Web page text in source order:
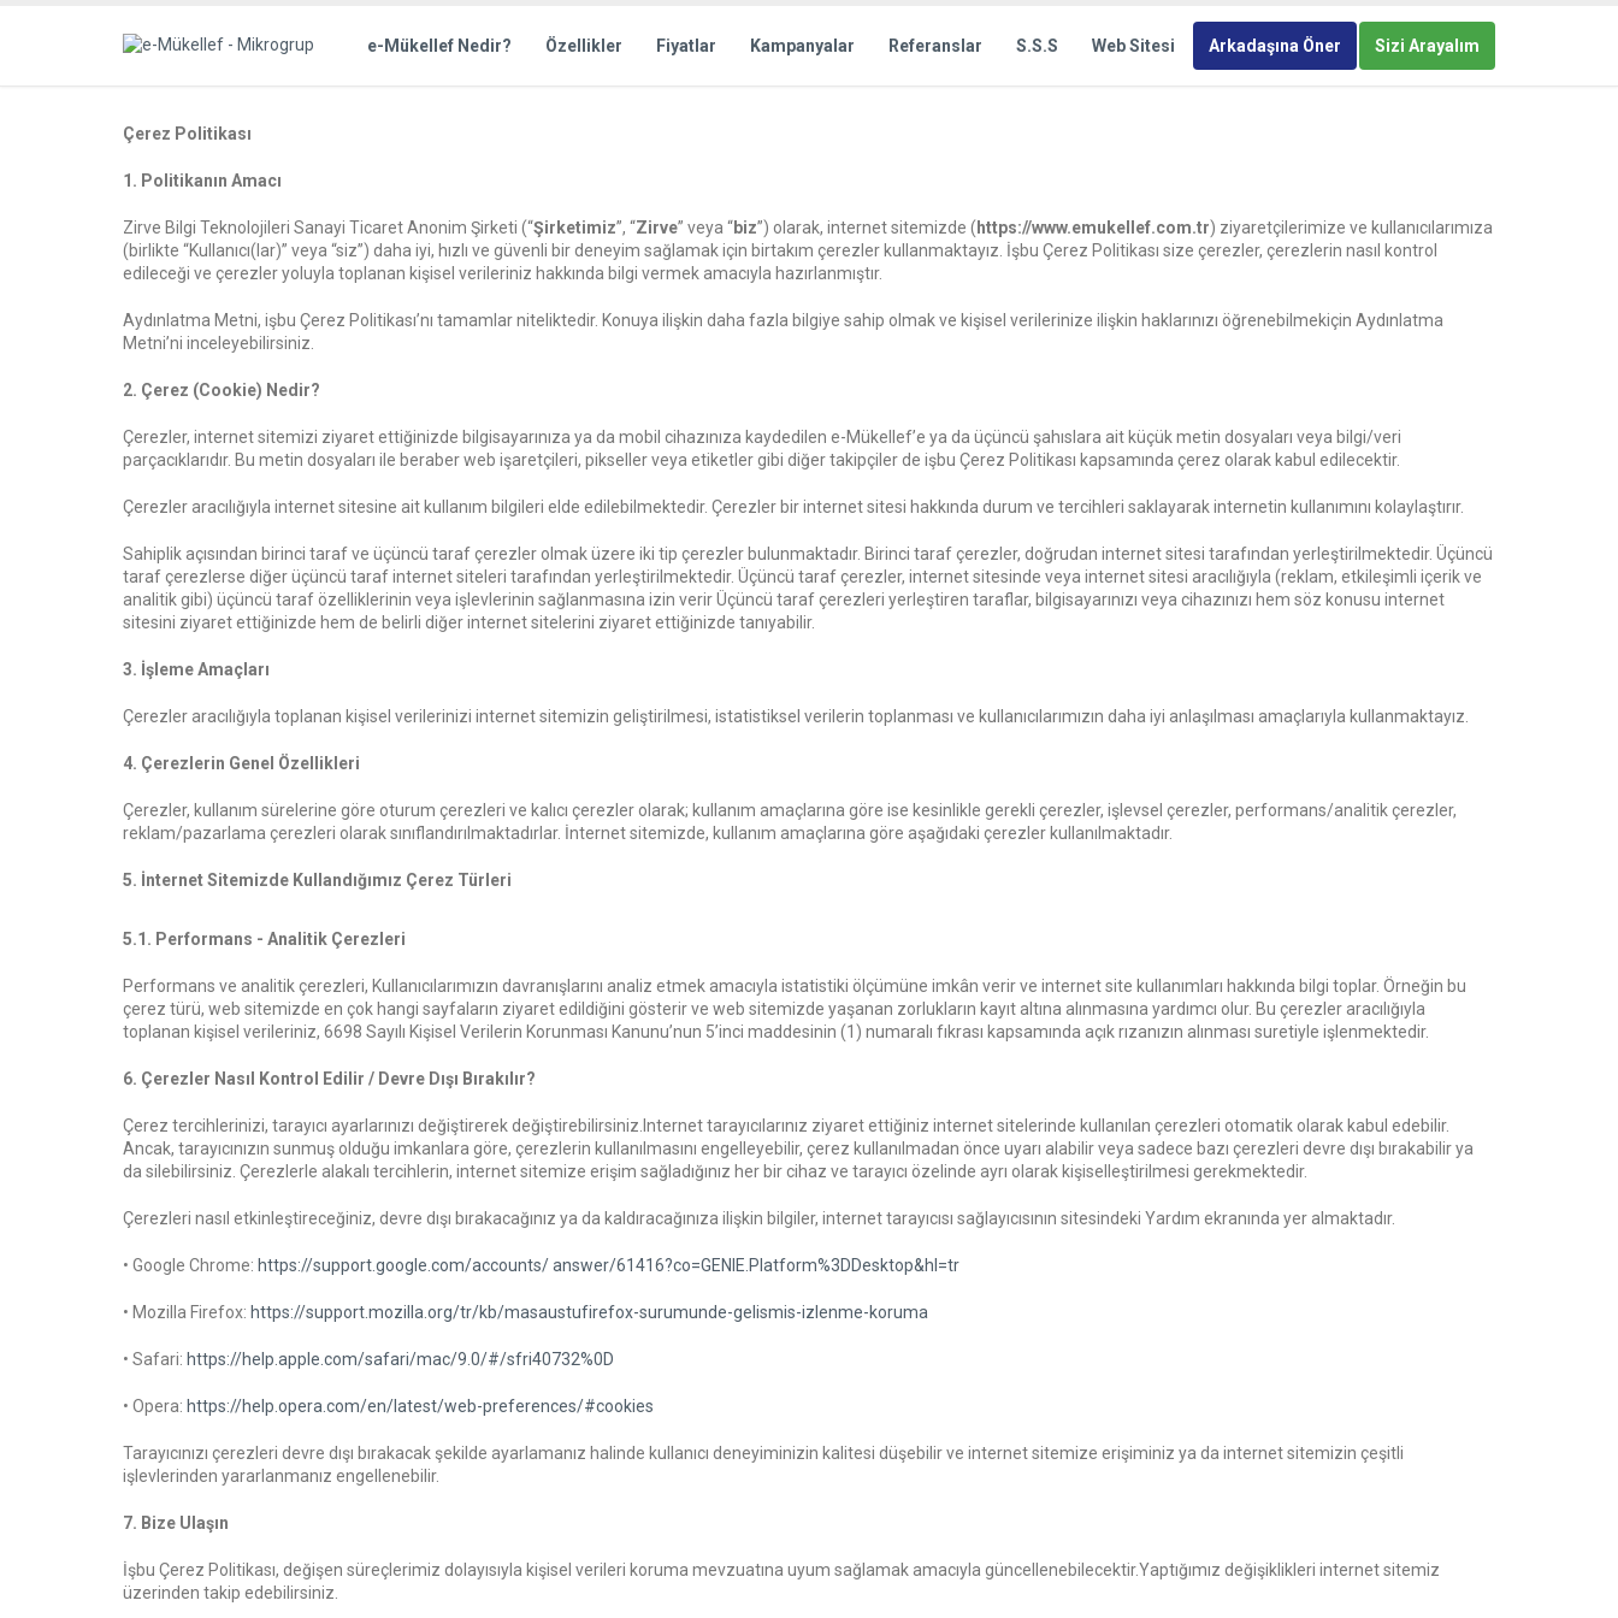
e-Mükellef Nedir? Özellikler Fiyatlar Kampanyalar Referanslar S.S.S Web Sitesi Arkadaşına Öner Sizi Arayalım
Çerez Politikası
1. Politikanın Amacı
Zirve Bilgi Teknolojileri Sanayi Ticaret Anonim Şirketi (“Şirketimiz”, “Zirve” veya “biz”) olarak, internet sitemizde ( https://www.emukellef.com.tr) ziyaretçilerimize ve kullanıcılarımıza
(birlikte “Kullanıcı(lar)” veya “siz”) daha iyi, hızlı ve güvenli bir deneyim sağlamak için birtakım çerezler kullanmaktayız. İşbu Çerez Politikası size çerezler, çerezlerin nasıl kontrol
edileceği ve çerezler yoluyla toplanan kişisel verileriniz hakkında bilgi vermek amacıyla hazırlanmıştır.
Aydınlatma Metni, işbu Çerez Politikası’nı tamamlar niteliktedir. Konuya ilişkin daha fazla bilgiye sahip olmak ve kişisel verilerinize ilişkin haklarınızı öğrenebilmekiçin Aydınlatma
Metni’ni inceleyebilirsiniz.
2. Çerez (Cookie) Nedir?
Çerezler, internet sitemizi ziyaret ettiğinizde bilgisayarınıza ya da mobil cihazınıza kaydedilen e-Mükellef’e ya da üçüncü şahıslara ait küçük metin dosyaları veya bilgi/veri
parçacıklarıdır. Bu metin dosyaları ile beraber web işaretçileri, pikseller veya etiketler gibi diğer takipçiler de işbu Çerez Politikası kapsamında çerez olarak kabul edilecektir.
Çerezler aracılığıyla internet sitesine ait kullanım bilgileri elde edilebilmektedir. Çerezler bir internet sitesi hakkında durum ve tercihleri saklayarak internetin kullanımını kolaylaştırır.
Sahiplik açısından birinci taraf ve üçüncü taraf çerezler olmak üzere iki tip çerezler bulunmaktadır. Birinci taraf çerezler, doğrudan internet sitesi tarafından yerleştirilmektedir. Üçüncü
taraf çerezlerse diğer üçüncü taraf internet siteleri tarafından yerleştirilmektedir. Üçüncü taraf çerezler, internet sitesinde veya internet sitesi aracılığıyla (reklam, etkileşimli içerik ve
analitik gibi) üçüncü taraf özelliklerinin veya işlevlerinin sağlanmasına izin verir Üçüncü taraf çerezleri yerleştiren taraflar, bilgisayarınızı veya cihazınızı hem söz konusu internet
sitesini ziyaret ettiğinizde hem de belirli diğer internet sitelerini ziyaret ettiğinizde tanıyabilir.
3. İşleme Amaçları
Çerezler aracılığıyla toplanan kişisel verilerinizi internet sitemizin geliştirilmesi, istatistiksel verilerin toplanması ve kullanıcılarımızın daha iyi anlaşılması amaçlarıyla kullanmaktayız.
4. Çerezlerin Genel Özellikleri
Çerezler, kullanım sürelerine göre oturum çerezleri ve kalıcı çerezler olarak; kullanım amaçlarına göre ise kesinlikle gerekli çerezler, işlevsel çerezler, performans/analitik çerezler,
reklam/pazarlama çerezleri olarak sınıflandırılmaktadırlar. İnternet sitemizde, kullanım amaçlarına göre aşağıdaki çerezler kullanılmaktadır.
5. İnternet Sitemizde Kullandığımız Çerez Türleri
5.1. Performans - Analitik Çerezleri
Performans ve analitik çerezleri, Kullanıcılarımızın davranışlarını analiz etmek amacıyla istatistiki ölçümüne imkân verir ve internet site kullanımları hakkında bilgi toplar. Örneğin bu
çerez türü, web sitemizde en çok hangi sayfaların ziyaret edildiğini gösterir ve web sitemizde yaşanan zorlukların kayıt altına alınmasına yardımcı olur. Bu çerezler aracılığıyla
toplanan kişisel verileriniz, 6698 Sayılı Kişisel Verilerin Korunması Kanunu’nun 5’inci maddesinin (1) numaralı fıkrası kapsamında açık rızanızın alınması suretiyle işlenmektedir.
6. Çerezler Nasıl Kontrol Edilir / Devre Dışı Bırakılır?
Çerez tercihlerinizi, tarayıcı ayarlarınızı değiştirerek değiştirebilirsiniz.Internet tarayıcılarınız ziyaret ettiğiniz internet sitelerinde kullanılan çerezleri otomatik olarak kabul edebilir.
Ancak, tarayıcınızın sunmuş olduğu imkanlara göre, çerezlerin kullanılmasını engelleyebilir, çerez kullanılmadan önce uyarı alabilir veya sadece bazı çerezleri devre dışı bırakabilir ya
da silebilirsiniz. Çerezlerle alakalı tercihlerin, internet sitemize erişim sağladığınız her bir cihaz ve tarayıcı özelinde ayrı olarak kişiselleştirilmesi gerekmektedir.
Çerezleri nasıl etkinleştireceğiniz, devre dışı bırakacağınız ya da kaldıracağınıza ilişkin bilgiler, internet tarayıcısı sağlayıcısının sitesindeki Yardım ekranında yer almaktadır.
• Google Chrome: https://support.google.com/accounts/ answer/61416?co=GENIE.Platform%3DDesktop&hl=tr
• Mozilla Firefox: https://support.mozilla.org/tr/kb/masaustufirefox-surumunde-gelismis-izlenme-koruma
• Safari: https://help.apple.com/safari/mac/9.0/#/sfri40732%0D
• Opera: https://help.opera.com/en/latest/web-preferences/#cookies
Tarayıcınızı çerezleri devre dışı bırakacak şekilde ayarlamanız halinde kullanıcı deneyiminizin kalitesi düşebilir ve internet sitemize erişiminiz ya da internet sitemizin çeşitli
işlevlerinden yararlanmanız engellenebilir.
7. Bize Ulaşın
İşbu Çerez Politikası, değişen süreçlerimiz dolayısıyla kişisel verileri koruma mevzuatına uyum sağlamak amacıyla güncellenebilecektir.Yaptığımız değişiklikleri internet sitemiz
üzerinden takip edebilirsiniz.